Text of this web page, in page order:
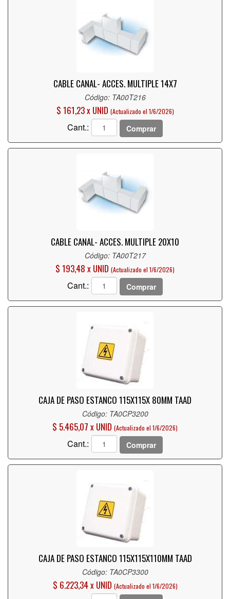
CABLE CANAL- ACCES. MULTIPLE 14X7
Código: TA00T216
$ 161,23 x UNID (Actualizado el 1/6/2026)
Cant.: Comprar
CABLE CANAL- ACCES. MULTIPLE 20X10
Código: TA00T217
$ 193,48 x UNID (Actualizado el 1/6/2026)
Cant.: Comprar
CAJA DE PASO ESTANCO 115X115X 80MM TAAD
Código: TA0CP3200
$ 5.465,07 x UNID (Actualizado el 1/6/2026)
Cant.: Comprar
CAJA DE PASO ESTANCO 115X115X110MM TAAD
Código: TA0CP3300
$ 6.223,34 x UNID (Actualizado el 1/6/2026)